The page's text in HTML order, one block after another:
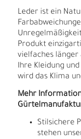
Leder ist ein
Produkt
vielfaches länger
Ihre Kleidung
wird das Klima
Mehr
Stilsichere
stehen